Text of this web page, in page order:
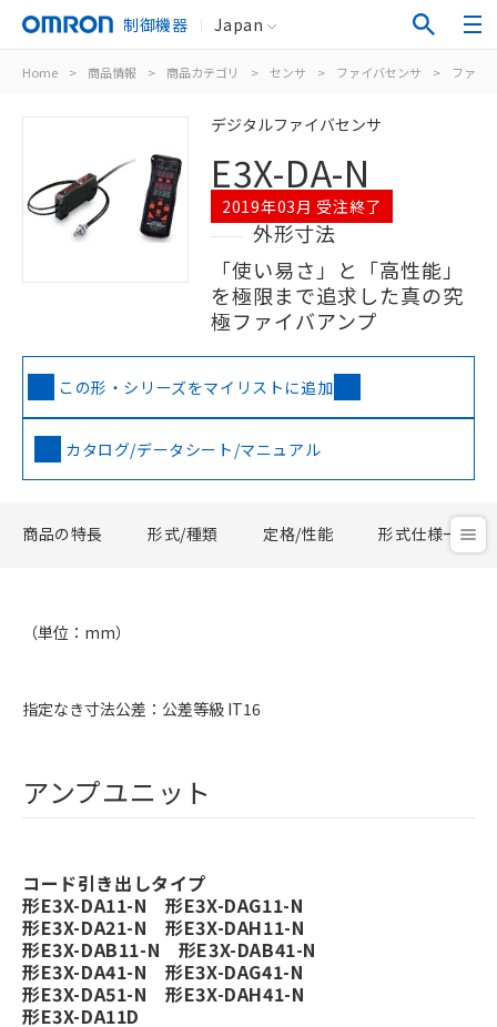
制御機器 Japan
Home > 商品情報 > 商品カテゴリ > センサ > ファイバセンサ > ファイ
デジタルファイバセンサ
E3X-DA-N
2019年03月 受注終了
外形寸法
「使い易さ」と「高性能」
を極限まで追求した真の究
極ファイバアンプ
この形・シリーズをマイリストに追加
カタログ/データシート/マニュアル
商品の特長 形式/種類 定格/性能 形式仕様一覧
（単位：mm）
指定なき寸法公差：公差等級 IT16
アンプユニット
コード引き出しタイプ
形E3X-DA11-N 形E3X-DAG11-N
形E3X-DA21-N 形E3X-DAH11-N
形E3X-DAB11-N 形E3X-DAB41-N
形E3X-DA41-N 形E3X-DAG41-N
形E3X-DA51-N 形E3X-DAH41-N
形E3X-DA11D